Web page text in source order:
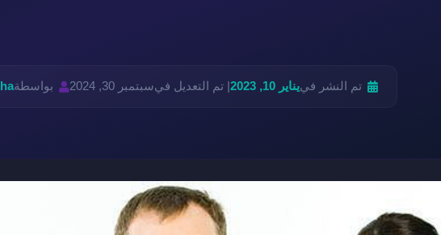
تم النشر فييناير 10, 2023 | تم التعديل فيسبتمبر 30, 2024 بواسطة